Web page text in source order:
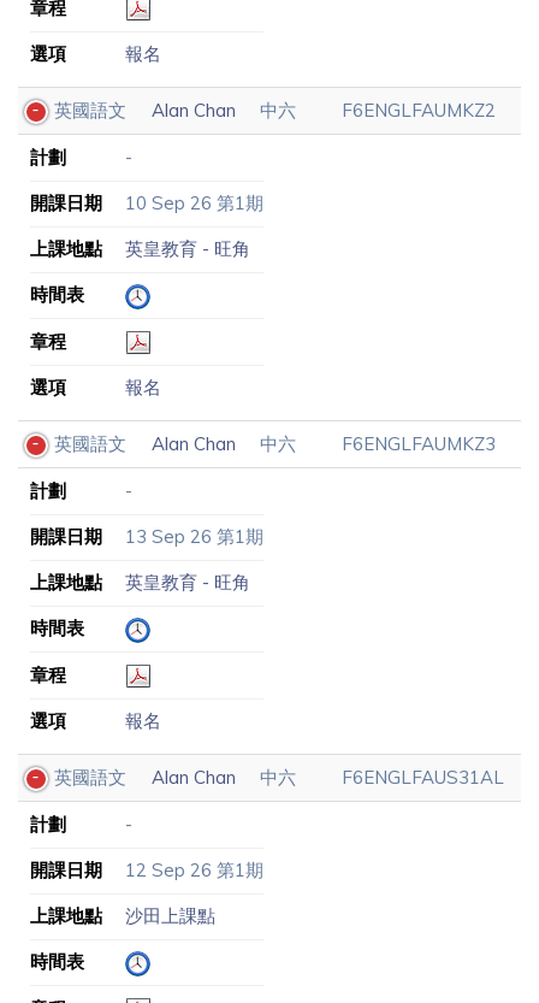
章程
選項 報名
英國語文 Alan Chan 中六 F6ENGLFAUMKZ2
計劃
-
開課日期
10 Sep 26 第1期
上課地點
英皇教育 - 旺角
時間表
章程
選項 報名
英國語文 Alan Chan 中六 F6ENGLFAUMKZ3
計劃
-
開課日期
13 Sep 26 第1期
上課地點
英皇教育 - 旺角
時間表
章程
選項 報名
英國語文 Alan Chan 中六 F6ENGLFAUS31AL
計劃
-
開課日期
12 Sep 26 第1期
上課地點
沙田上課點
時間表